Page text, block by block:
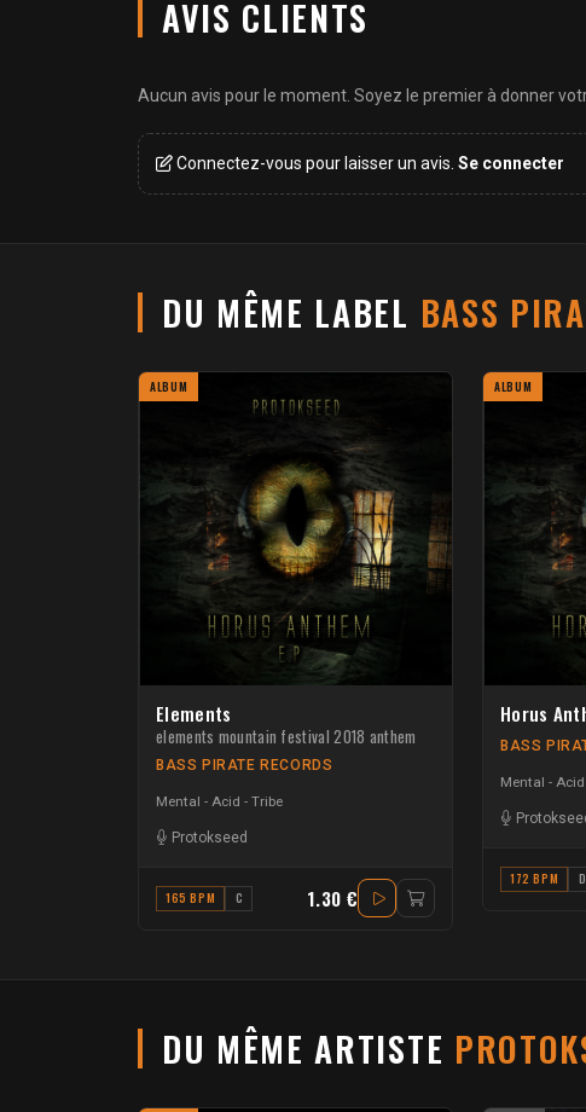
AVIS CLIENTS
Aucun avis pour le moment. Soyez le premier à donner
Connectez-vous pour laisser un avis. Se connecter
DU MÊME LABEL BASS
ALBUM
Elements
elements mountain festival 2018 anthem
BASS PIRATE RECORDS
Mental - Acid - Tribe
Protokseed
165 BPM C 1.30 €
ALBUM
Horus
BASS
Mental -
172 BPM D
DU MÊME ARTISTE